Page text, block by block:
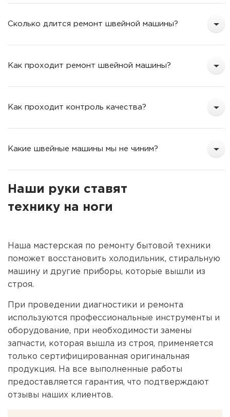
Сколько длится ремонт швейной машины?
Как проходит ремонт швейной машины?
Как проходит контроль качества?
Какие швейные машины мы не чиним?
Наши руки ставят
технику на ноги
Наша мастерская по ремонту бытовой техники
поможет восстановить холодильник, стиральную
машину и другие приборы, которые вышли из
строя.
При проведении диагностики и ремонта
используются профессиональные инструменты и
оборудование, при необходимости замены
запчасти, которая вышла из строя, применяется
только сертифицированная оригинальная
продукция. На все выполненные работы
предоставляется гарантия, что подтверждают
отзывы наших клиентов.